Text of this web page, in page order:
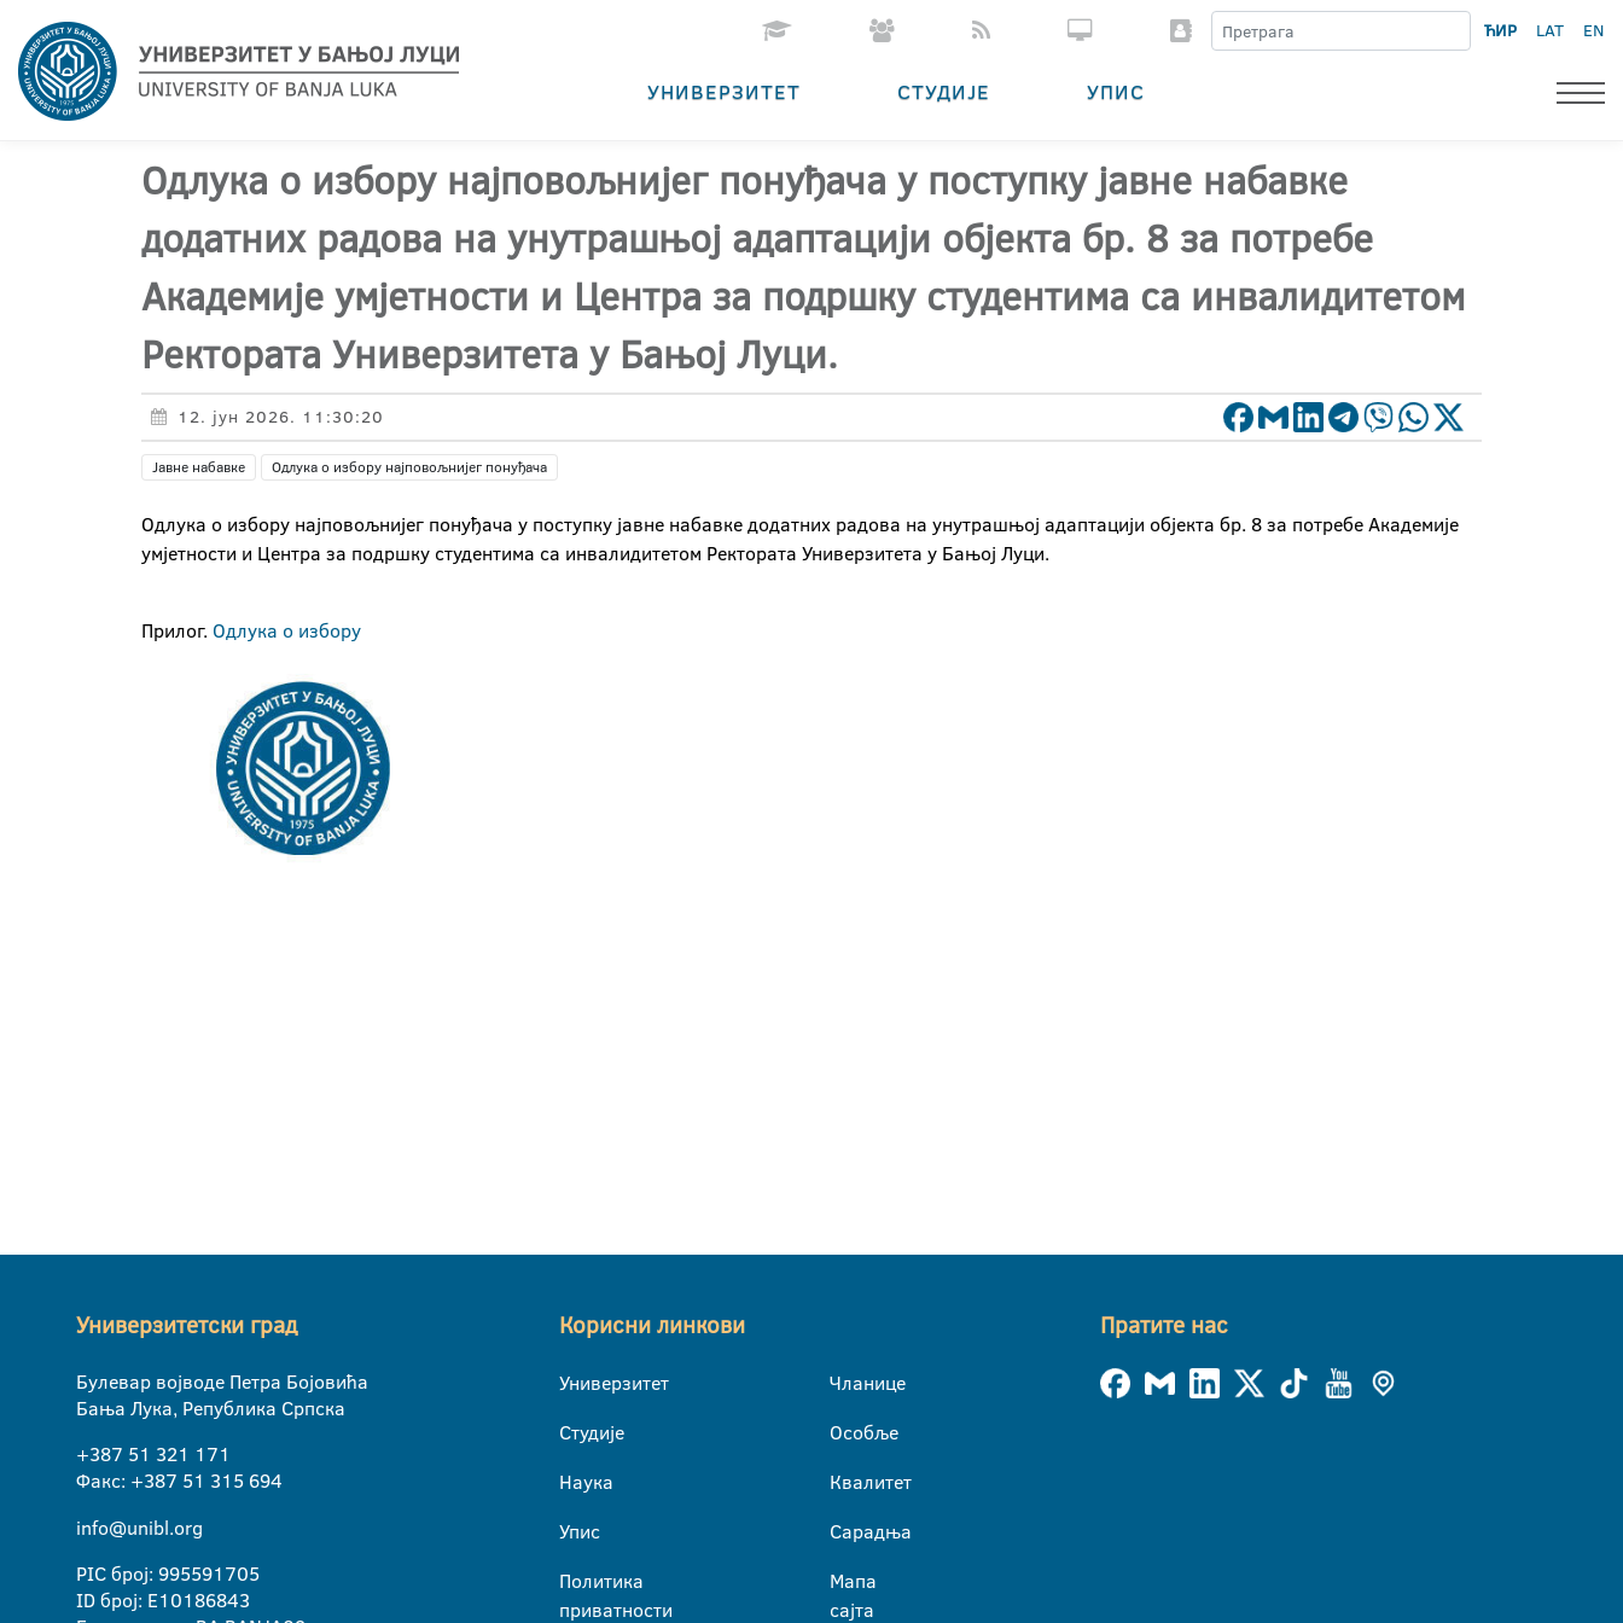
ЋИР LAT EN
УНИВЕРЗИТЕТ СТУДИЈЕ УПИС
Oдлука о избору најповољнијег понуђача у поступку јавне набавке
додатних радова на унутрашњој адаптацији објекта бр. 8 за потребе
Академије умјетности и Центра за подршку студентима са инвалидитетом
Ректората Универзитета у Бањој Луци.
12. јун 2026. 11:30:20
Јавне набавке Одлука о избору најповољнијег понуђача
Oдлука о избору најповољнијег понуђача у поступку јавне набавке додатних радова на унутрашњој адаптацији објекта бр. 8 за потребе Академије
умјетности и Центра за подршку студентима са инвалидитетом Ректората Универзитета у Бањој Луци.
Прилог. Одлука о избору
Универзитетски град
Булевар војводе Петра Бојовића
Бања Лука, Република Српска
+387 51 321 171
Факс: +387 51 315 694
info@unibl.org
PIC број: 995591705
ID број: E10186843
Корисни линкови
Универзитет
Студије
Наука
Упис
Политика
приватности
Чланице
Особље
Квалитет
Сарадња
Мапа
сајта
Пратите нас